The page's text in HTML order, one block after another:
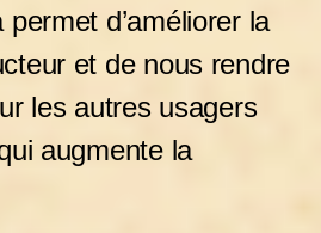
d’améliorer la
et de nous rendre
les autres usagers
augmente la